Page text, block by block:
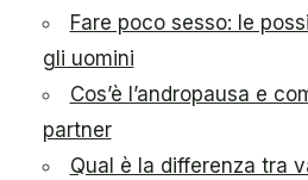
Fare poco sesso: le
gli uomini
Cos’è l’andropausa e
partner
Qual è la differenza tra